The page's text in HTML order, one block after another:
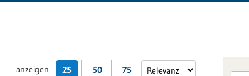
anzeigen: 25 50 75